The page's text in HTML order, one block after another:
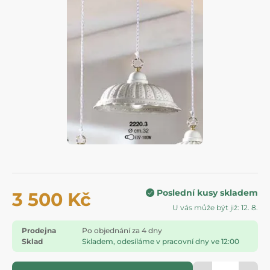
3 500 Kč Poslední kusy skladem
U vás může být již: 12. 8.
Prodejna
Po objednání za 4 dny
Sklad
Skladem, odesíláme v pracovní dny ve 12:00